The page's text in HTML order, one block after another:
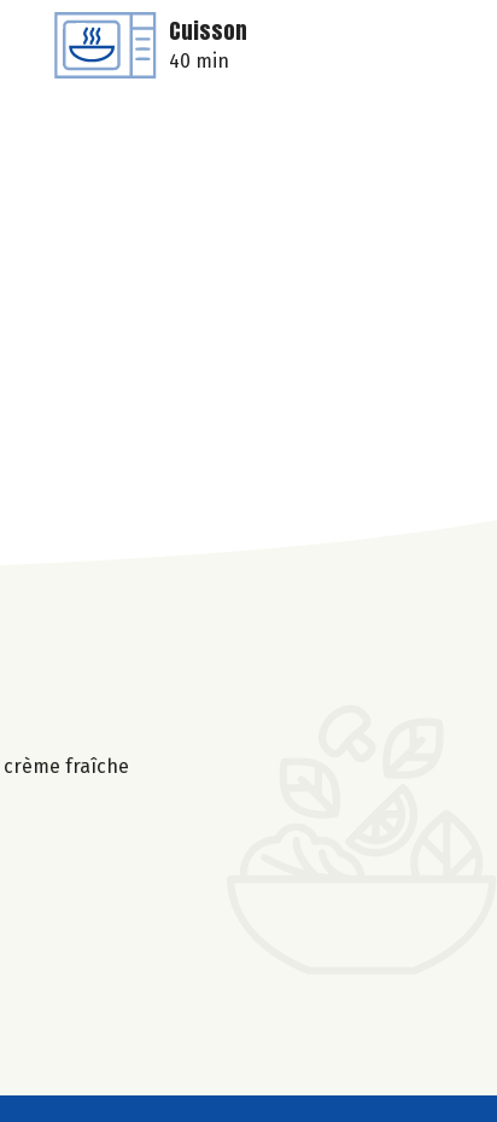
Cuisson
40 min
fraîche